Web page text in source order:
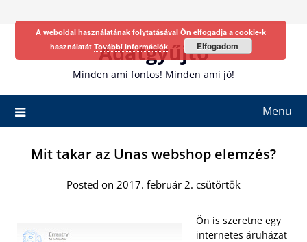
Adatgyűjtő
Minden ami fontos! Minden ami jó!
Menu
Mit takar az Unas webshop elemzés?
Posted on 2017. február 2. csütörtök
Ön is szeretne egy
internetes áruházat
A weboldal használatának folytatásával Ön elfogadja a cookie-k
használatát További információk Elfogadom